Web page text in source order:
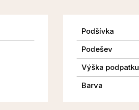
Podšívka
Podešev
Výška podpatku
Barva